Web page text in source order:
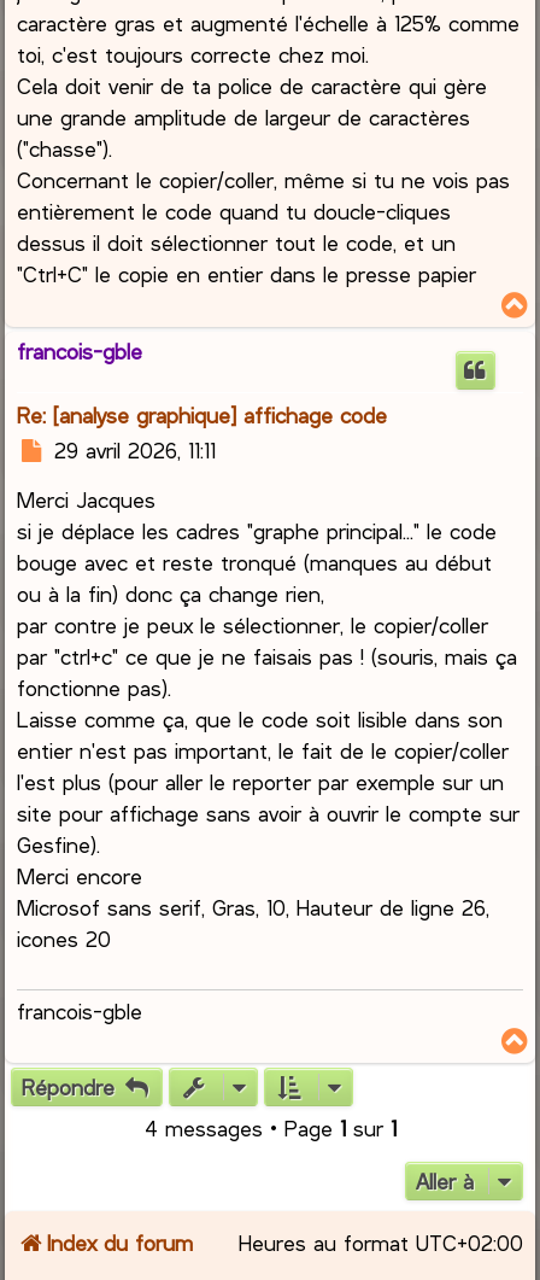
a
e
caractère gras et augmenté l'échelle à 125% comme
toi, c'est toujours correcte chez moi.
Cela doit venir de ta police de caractère qui gère
une grande amplitude de largeur de caractères
("chasse").
Concernant le copier/coller, même si tu ne vois pas
entièrement le code quand tu doucle-cliques
dessus il doit sélectionner tout le code, et un
"Ctrl+C" le copie en entier dans le presse papier
francois-gble
Re: [analyse graphique] affichage code
M
s
s
a
g
e
29 avril 2026, 11:11
Merci Jacques
si je déplace les cadres "graphe principal..." le code
bouge avec et reste tronqué (manques au début
ou à la fin) donc ça change rien,
par contre je peux le sélectionner, le copier/coller
par "ctrl+c" ce que je ne faisais pas ! (souris, mais ça
fonctionne pas).
Laisse comme ça, que le code soit lisible dans son
entier n'est pas important, le fait de le copier/coller
l'est plus (pour aller le reporter par exemple sur un
site pour affichage sans avoir à ouvrir le compte sur
Gesfine).
Merci encore
Microsof sans serif, Gras, 10, Hauteur de ligne 26,
icones 20
francois-gble
Répondre
4 messages • Page 1sur 1
Aller à
Index du forum Heures au format UTC+02:00